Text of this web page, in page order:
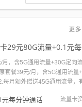
更多
月，含5G通用流量+30G定向
套餐39元/月，含5G通用流量
每月额外赠送45G通用流量，
3.充50送50，本金立即到账
流量卡
每分钟通话